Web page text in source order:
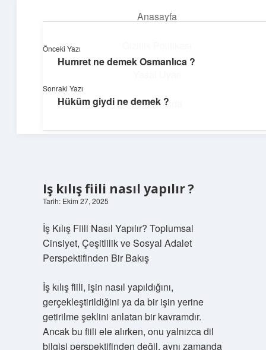
Anasayfa
Hakkımızda
Güncel paylaşımlar ve ilginç keşiflerle dolu içerikler.
Iş kılış fiili nasıl yapılır ?
Tarih: Ekim 27, 2025
İş Kılış Fiili Nasıl Yapılır? Toplumsal
Cinsiyet, Çeşitlilik ve Sosyal Adalet
Perspektifinden Bir Bakış
İş kılış fiili, işin nasıl yapıldığını,
gerçekleştirildiğini ya da bir işin yerine
getirilme şeklini anlatan bir kavramdır.
Ancak bu fiili ele alırken, onu yalnızca dil
bilgisi perspektifinden değil, aynı zamanda
Önceki Yazı
Humret ne demek Osmanlıca ?
Sonraki Yazı
Hüküm giydi ne demek ?